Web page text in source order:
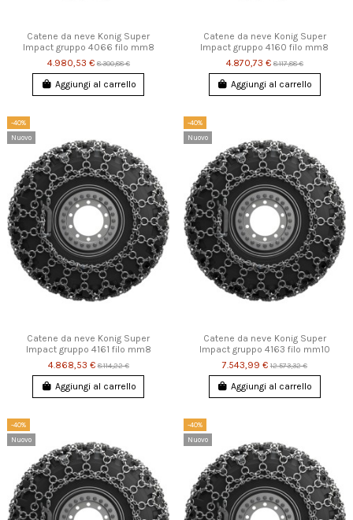
Catene da neve Konig Super
Impact gruppo 4066 filo mm8
4.980,53 €8.300,88 €
Aggiungi al carrello
Catene da neve Konig Super
Impact gruppo 4160 filo mm8
4.870,73 €8.117,88 €
Aggiungi al carrello
-40%
Nuovo
Catene da neve Konig Super
Impact gruppo 4161 filo mm8
4.868,53 €8.114,22 €
Aggiungi al carrello
-40%
Nuovo
Catene da neve Konig Super
Impact gruppo 4163 filo mm10
7.543,99 €12.573,32 €
Aggiungi al carrello
-40%
Nuovo
-40%
Nuovo